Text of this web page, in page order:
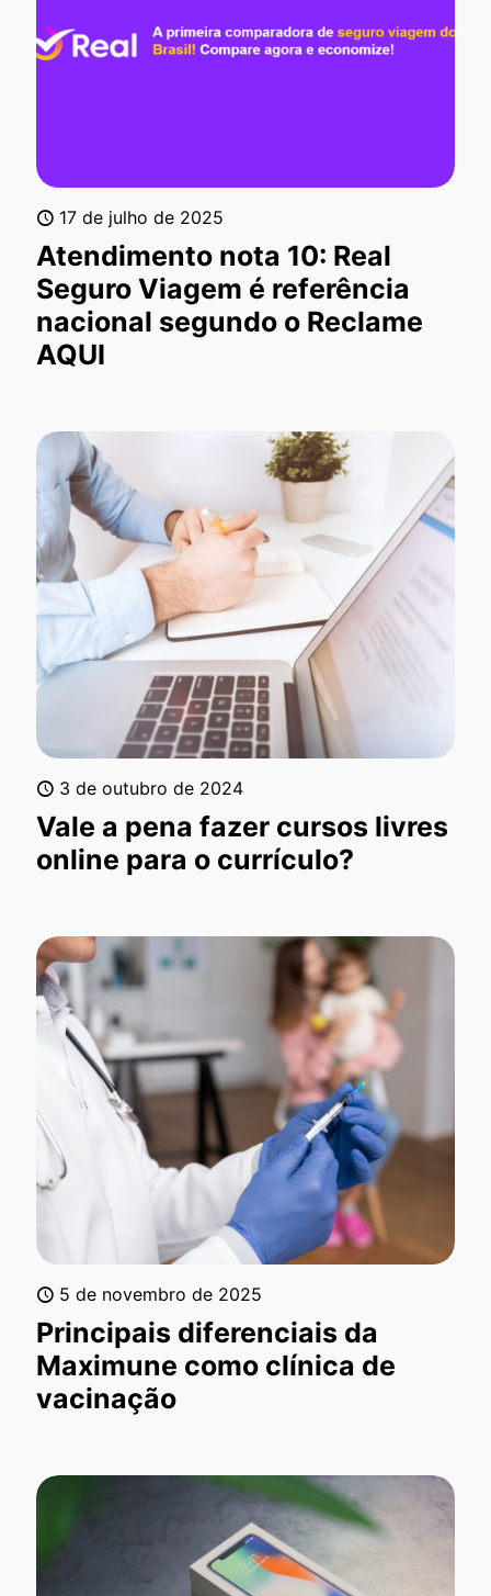
17 de julho de 2025
Atendimento nota 10: Real
Seguro Viagem é referência
nacional segundo o Reclame
AQUI
3 de outubro de 2024
Vale a pena fazer cursos livres
online para o currículo?
5 de novembro de 2025
Principais diferenciais da
Maximune como clínica de
vacinação